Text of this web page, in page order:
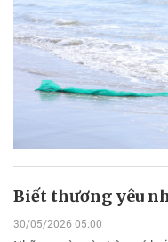
Biết thương yêu
30/05/2026 05:00